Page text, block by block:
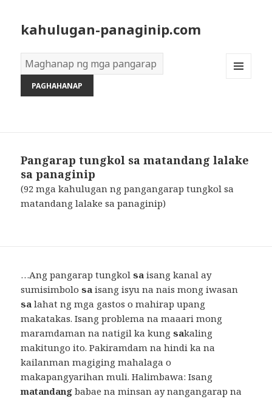
kahulugan-panaginip.com
Diksyon
ng
Mga
Pangarap tungkol sa matandang lalake
sa panaginip
(92 mga kahulugan ng pangangarap tungkol sa
matandang lalake sa panaginip)
…Ang pangarap tungkolsa isang kanal ay
sumisimbolosa isang isyu na nais mong iwasan
sa lahat ng mga gastos o mahirap upang
makatakas. Isang problema na maaari mong
maramdaman na natigil ka kungsakaling
makitungo ito. Pakiramdam na hindi ka na
kailanman magiging mahalaga o
makapangyarihan muli. Halimbawa: Isang
matandang babae na minsan ay nangangarap na